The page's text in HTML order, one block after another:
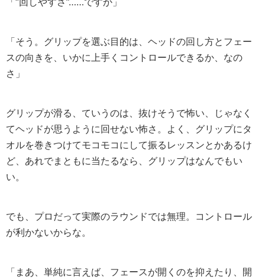
「そう。グリップを選ぶ目的は、ヘッドの回し方とフェー
スの向きを、いかに上手くコントロールできるか、なの
さ」
グリップが滑る、ていうのは、抜けそうで怖い、じゃなく
てヘッドが思うように回せない怖さ。よく、グリップにタ
オルを巻きつけてモコモコにして振るレッスンとかあるけ
ど、あれでまともに当たるなら、グリップはなんでもい
い。
でも、プロだって実際のラウンドでは無理。コントロール
が利かないからな。
「まあ、単純に言えば、フェースが開くのを抑えたり、開